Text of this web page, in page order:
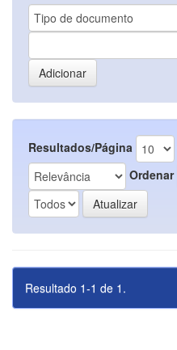
Resultados/Página
Ordenar
Resultado 1-1 de 1.